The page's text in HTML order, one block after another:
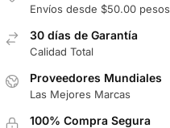
Envíos desde $50.00 pesos
30 días de Garantía
Calidad Total
Proveedores Mundiales
Las Mejores Marcas
100% Compra Segura